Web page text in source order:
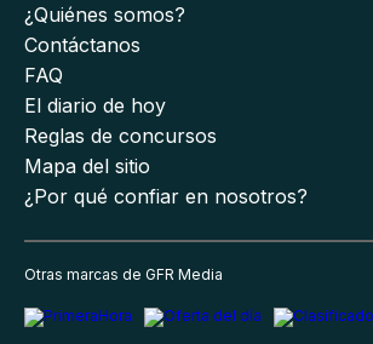
¿Quiénes somos?
Contáctanos
FAQ
El diario de hoy
Reglas de concursos
Mapa del sitio
¿Por qué confiar en nosotros?
Otras marcas de GFR Media